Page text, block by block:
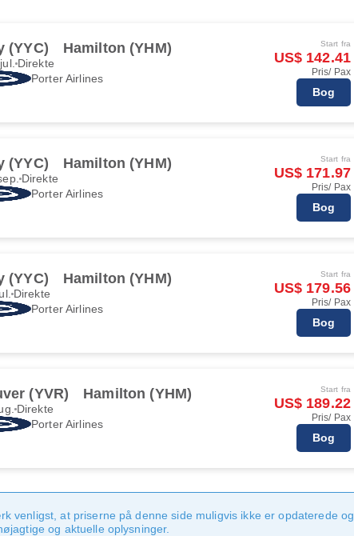
(YYC) Hamilton (YHM)
Direkte
Porter Airlines
Start fra
US$ 142.41
Pris/ Pax
Bog
(YYC) Hamilton (YHM)
Direkte
Porter Airlines
Start fra
US$ 171.97
Pris/ Pax
Bog
(YYC) Hamilton (YHM)
Direkte
Porter Airlines
Start fra
US$ 179.56
Pris/ Pax
Bog
(YVR) Hamilton (YHM)
Direkte
Porter Airlines
Start fra
US$ 189.22
Pris/ Pax
Bog
venligst, at priserne på denne side muligvis ikke er opdaterede
og aktuelle oplysninger.